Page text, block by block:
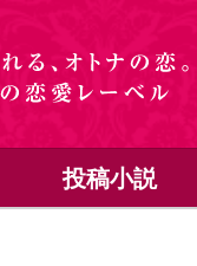
投稿小説